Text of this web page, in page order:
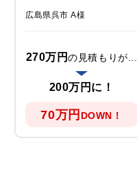
広島県呉市 A様
270万円の見積もりが...
200万円に！
70万円 DOWN！